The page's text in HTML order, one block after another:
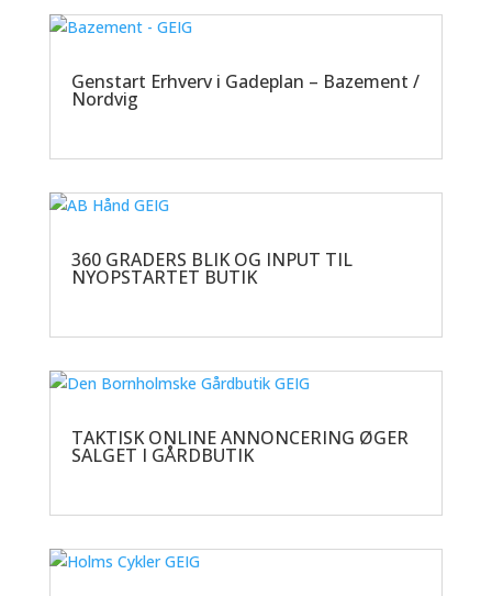
Genstart Erhverv i Gadeplan – Bazement /
Nordvig
360 GRADERS BLIK OG INPUT TIL
NYOPSTARTET BUTIK
TAKTISK ONLINE ANNONCERING ØGER
SALGET I GÅRDBUTIK